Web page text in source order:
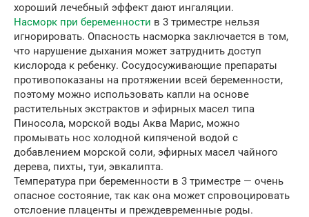
хороший лечебный эффект дают ингаляции.
Насморк при беременности в 3 триместре нельзя
игнорировать. Опасность насморка заключается в том,
что нарушение дыхания может затруднить доступ
кислорода к ребенку. Сосудосуживающие препараты
противопоказаны на протяжении всей беременности,
поэтому можно использовать капли на основе
растительных экстрактов и эфирных масел типа
Пиносола, морской воды Аква Марис, можно
промывать нос холодной кипяченой водой с
добавлением морской соли, эфирных масел чайного
дерева, пихты, туи, эвкалипта.
Температура при беременности в 3 триместре — очень
опасное состояние, так как она может спровоцировать
отслоение плаценты и преждевременные роды.